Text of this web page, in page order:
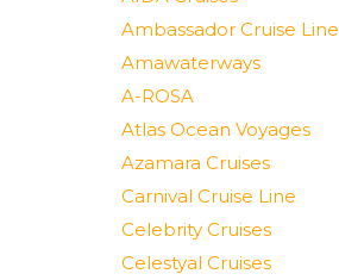
Ambassador Cruise Line
Amawaterways
A-ROSA
Atlas Ocean Voyages
Azamara Cruises
Carnival Cruise Line
Celebrity Cruises
Celestyal Cruises